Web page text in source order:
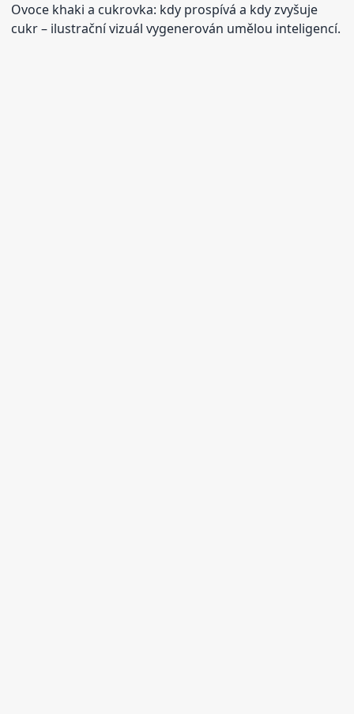
Ovoce khaki a cukrovka: kdy prospívá a kdy zvyšuje
cukr– ilustrační vizuál vygenerován umělou inteligencí.